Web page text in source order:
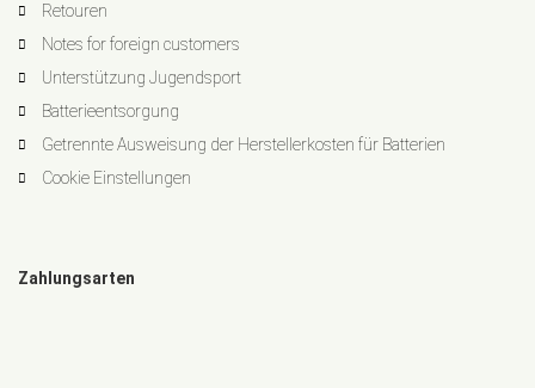
Retouren
Notes for foreign customers
Unterstützung Jugendsport
Batterieentsorgung
Getrennte Ausweisung der Herstellerkosten für Batterien
Cookie Einstellungen
Zahlungsarten